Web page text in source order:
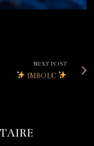
NEXT POST
IMBOLC